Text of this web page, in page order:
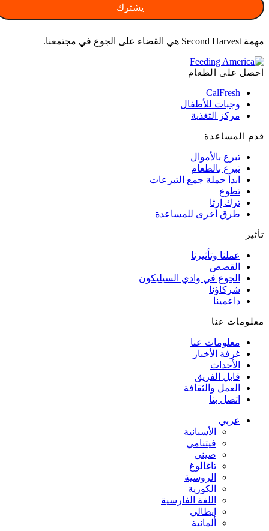
مهمة Second Harvest هي القضاء على الجوع في مجتمعنا.
احصل على الطعام
CalFresh
وجبات للأطفال
مركز التغذية
قدم المساعدة
تبرع بالأموال
تبرع بالطعام
ابدأ حملة جمع التبرعات
تطوع
ترك إرثا
طرق أخرى للمساعدة
تأثير
عملنا وتأثيرنا
القصص
الجوع في وادي السيليكون
شركاؤنا
داعمينا
معلومات عنا
معلومات عنا
غرفة الأخبار
الأحداث
قابل الفريق
العمل والثقافة
اتصل بنا
عربي
الأسبانية
فيتنامي
صينى
تاغالوغ
الروسية
الكورية
اللغة الفارسية
إيطالي
ألمانية